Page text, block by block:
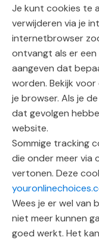
Je kunt cookies te
verwijderen via je
internetbrowser
ontvangt als er
aangeven dat
worden. Bekijk
je browser. Als je
dat gevolgen
website.
Sommige tracking
die onder meer via
vertonen. Deze
Wees je er wel van
niet meer kunnen
goed werkt. Het